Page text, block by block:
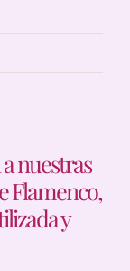
nuestras
Flamenco,
y